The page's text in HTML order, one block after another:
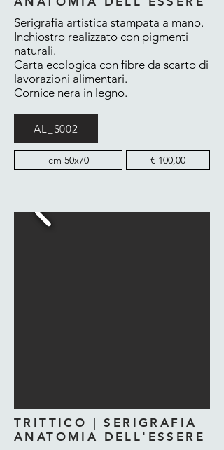
Serigrafia artistica stampata a mano.
Inchiostro realizzato con pigmenti
naturali.
Carta ecologica con fibre da scarto di
lavorazioni alimentari.
Cornice nera in legno.
AL_S002
cm 50x70 € 100,00
TRITTICO | SERIGRAFIA
ANATOMIA DELL'ESSERE